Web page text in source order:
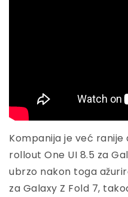
Kompanija je već
rollout One UI 8.5 za
ubrzo nakon toga
za Galaxy Z Fold 7,